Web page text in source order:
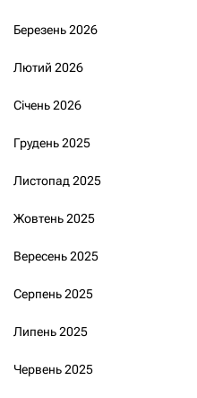
Березень 2026
Лютий 2026
Січень 2026
Грудень 2025
Листопад 2025
Жовтень 2025
Вересень 2025
Серпень 2025
Липень 2025
Червень 2025